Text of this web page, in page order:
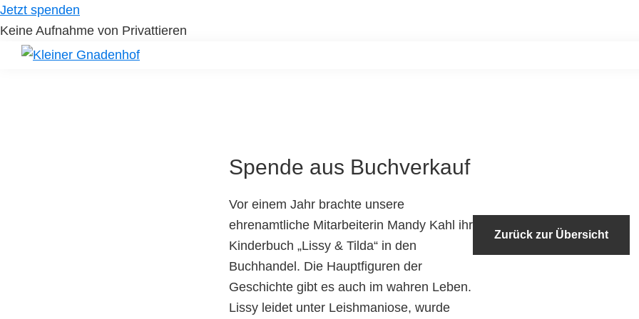
Skip
to
primary
Skip
to
main
Jetzt spenden
Keine Aufnahme von Privattieren
Spende aus Buchverkauf
Vor einem Jahr brachte unsere
ehrenamtliche Mitarbeiterin Mandy Kahl ihr
Kinderbuch „Lissy & Tilda“ in den
Buchhandel. Die Hauptfiguren der
Geschichte gibt es auch im wahren Leben.
Lissy leidet unter Leishmaniose, wurde
Zurück zur Übersicht